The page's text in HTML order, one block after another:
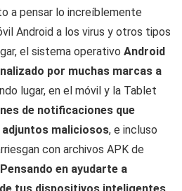
a pensar lo increíblemente
Android a los virus y otros tipos
el sistema operativo Android
por muchas marcas a
lugar, en el móvil y la Tablet
de notificaciones que
maliciosos, e incluso
con archivos APK de
Pensando en ayudarte a